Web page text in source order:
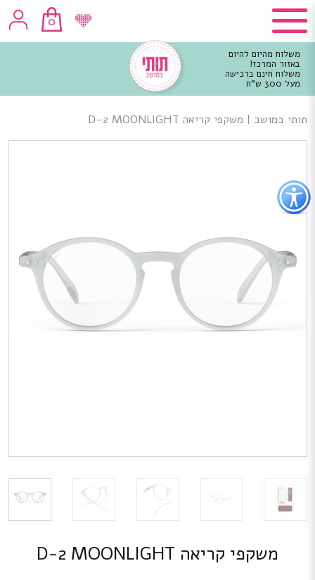
כפתור
לפתיחת
תפריט
נגישות
0
משלוח מהיום להיום
באזור המרכז!
משלוח חינם ברכישה
מעל 300 ש"ח
מרכזי
תותי במושב | משקפי קריאה D-2 MOONLIGHT
משקפי קריאה D-2 MOONLIGHT